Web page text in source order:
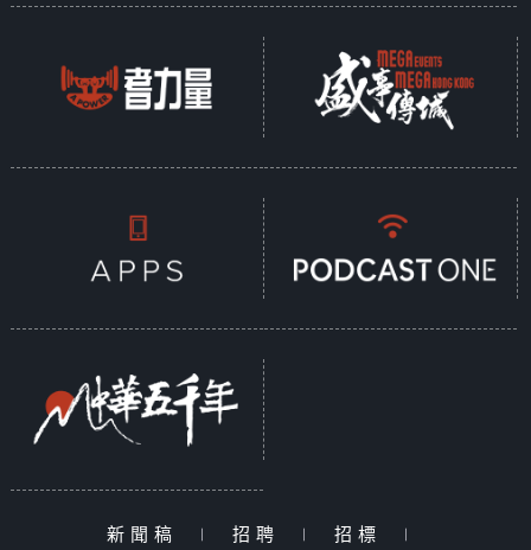
新聞稿 | 招聘 | 招標 |